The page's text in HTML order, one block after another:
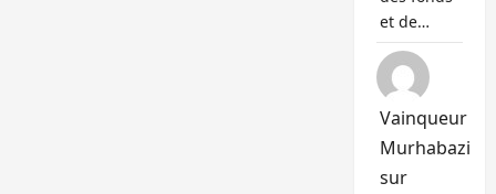
et de…
Vainqueur
Murhabazi
sur